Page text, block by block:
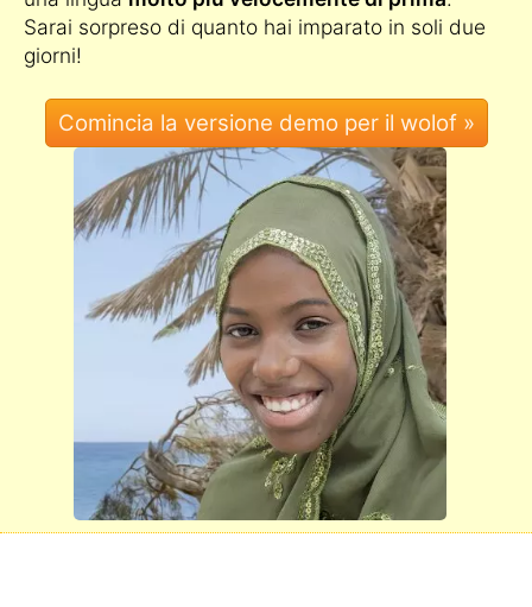
Sarai sorpreso di quanto hai imparato in soli due
giorni!